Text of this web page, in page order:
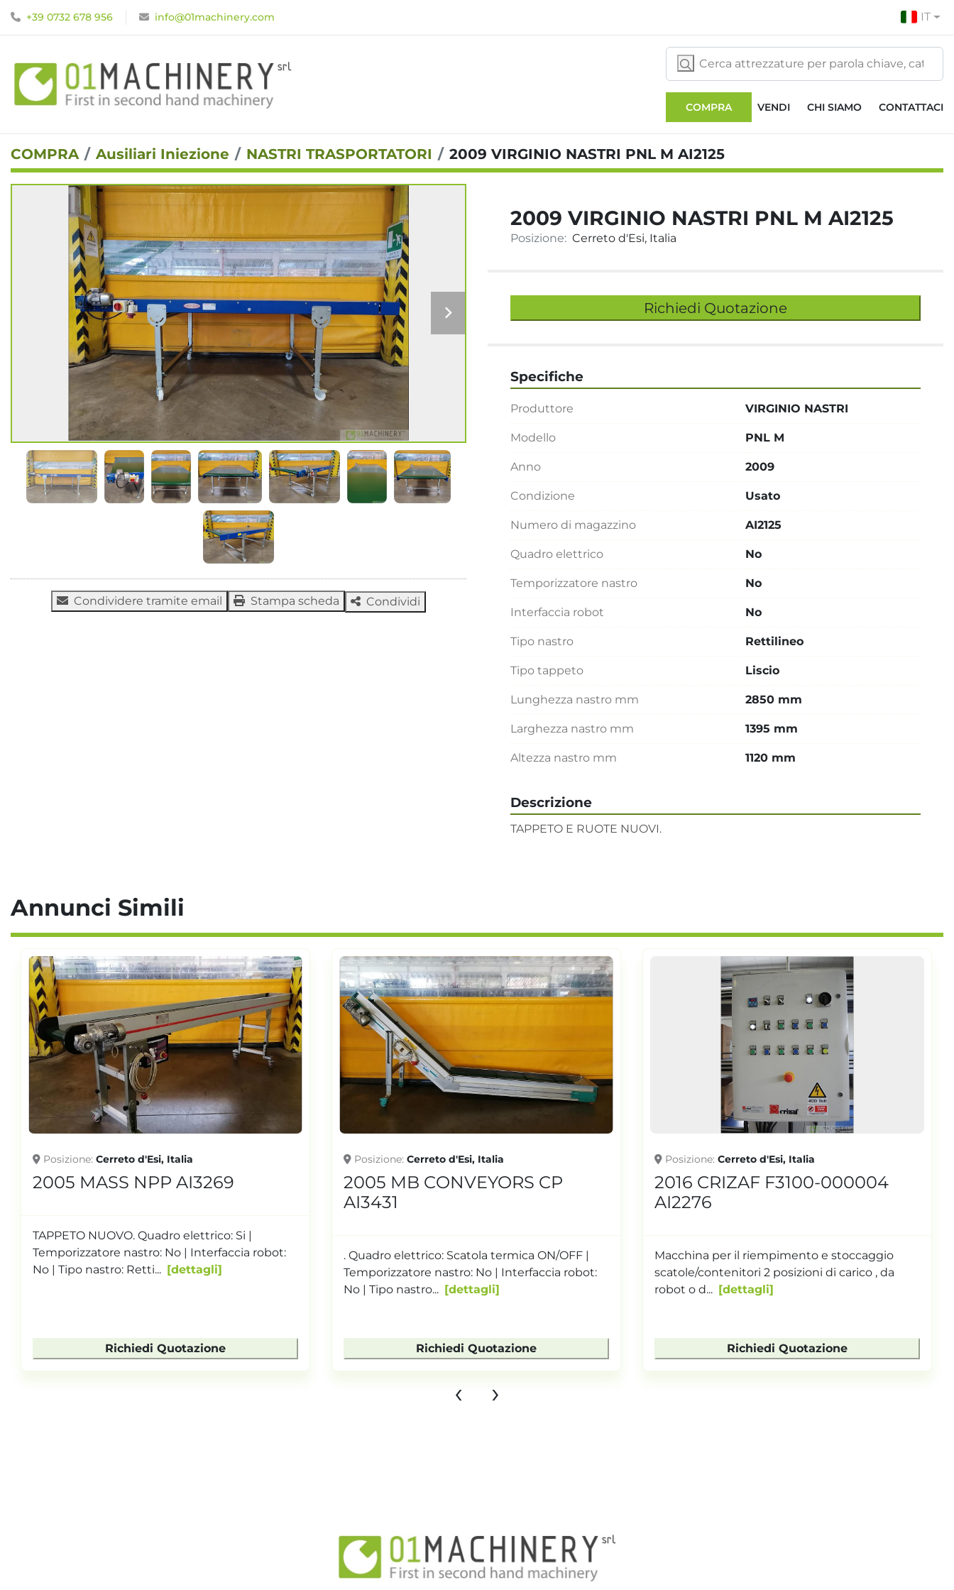
+39 0732 678 956 info@01machinery.com IT
COMPRA VENDI CHI SIAMO CONTATTACI
COMPRA Ausiliari Iniezione NASTRI TRASPORTATORI 2009 VIRGINIO NASTRI PNL M AI2125
Condividere tramite email Stampa scheda Condividi
2009 VIRGINIO NASTRI PNL M AI2125
Posizione: Cerreto d'Esi, Italia
Richiedi Quotazione
Descrizione
TAPPETO E RUOTE NUOVI.
Specifiche
Produttore VIRGINIO NASTRI
Modello PNL M
Anno 2009
Condizione Usato
Numero di magazzino AI2125
Quadro elettrico No
Temporizzatore nastro No
Interfaccia robot No
Tipo nastro Rettilineo
Tipo tappeto Liscio
Lunghezza nastro mm 2850 mm
Larghezza nastro mm 1395 mm
Altezza nastro mm 1120 mm
Annunci Simili
Posizione Cerreto d'Esi, Italia
2005 MB CONVEYORS CP
. Quadro elettrico: Scatola termica ON/OFF |
Temporizzatore nastro: No | Interfaccia robot:
Richiedi Quotazione
Posizione Cerreto d'Esi, Italia
2016 CRIZAF F3100-000004
AI2276
Macchina per il riempimento e stoccaggio
scatole/contenitori 2 posizioni di carico , da
robot o d...
dettagli
Richiedi Quotazione
Posizione Cerreto d'Esi, Italia
2002 MB CONVEYORS PA
AI3315
NASTRO TRASPORTATORE CON PANNELLO
INVERTER PER CONTROLLO VELOCITA E
TEMPORIZZATORE. ALIMENTAZIONE...
Richiedi Quotazione
‹ ›